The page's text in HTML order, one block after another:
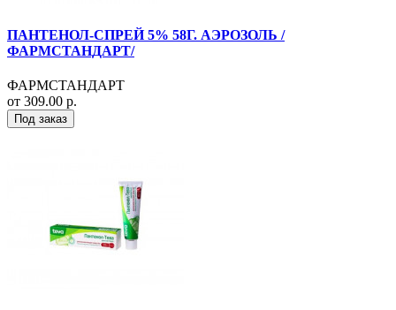
ПАНТЕНОЛ-СПРЕЙ 5% 58Г. АЭРОЗОЛЬ /
ФАРМСТАНДАРТ/
ФАРМСТАНДАРТ
от 309.00 р.
Под заказ